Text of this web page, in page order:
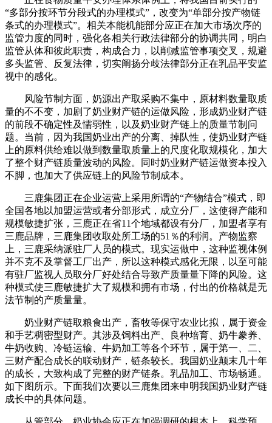
“多部分按环节分段式的办理模式”，改变为“单部分按产物链
条式的办理模式”。相关本能机能部分应正在加大市场次序的
监管力度的同时，强化各相关行政法律部分的协调共同，明白
监管从体和彼此职责，构成合力，以削减监管事项交叉，规避
多头监管、反复法律，切实阐扬分歧法律部分正在乳品平安监
视中的感化。
风险节制方面，奶源出产取采购不集中，原材料数量取质
量的不不变，加剧了奶业财产链的运做风险，形成奶业财产链
的前段不确定性及懦弱性，以及奶业财产链上的质量节制问
题。当前，因为我国奶业出产的分离、掉队性，使奶业财产链
上的原料供给难以做到数量取质量上的尺度化取规模化，加大
了整个财产链质量波动的风险。同时奶业财产链运做资本投入
不脚，也加大了供应链上的风险节制成本。
三鹿集团正在企业运营上采用所谓的“产物结合”模式，即
全国各地以加盟运营或者分部形式，成立分厂，这使得产能和
规模敏捷扩张，三鹿正在省11个地域都设有分厂，加盟者享有
三鹿品牌，三鹿集团收取处所工场的51％的利润。产物监察
上，三鹿采纳派驻厂人员的模式。现实运做中，这种监视体例
并不克不及掌督工厂出产，所以这种模式感化无限，以至可能
有驻厂监视人员取分厂好处结合导致产质量量下降的风险。这
种模式使三鹿敏捷扩大了规模和拥有市场，付出的价格就是无
法节制的产质量量。
奶业财产链取粮食出产，畜牧等保守农业比拟，属于资金
和手艺稠密型财产。其涉及饲料出产、良种培育、奶牛豢养、
牛奶收购、冷链运输、牛奶加工等各个环节，属于第一、二、
三财产配合成长的联动财产，链条较长。我国奶业颠末几十年
的成长，大致构成了完整的财产链条。乳品加工、市场畅通。
如下图所示。下面我们次要以三鹿集团来申明我国奶业财产链
成长中的具体问题。